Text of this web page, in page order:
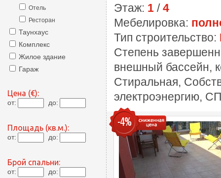
Отель
Ресторан
Таунхаус
Комплекс
Жилое здание
Гараж
Цена (€):
от: до:
Площадь (кв.м.):
от: до:
Брой спальни:
от: до:
Этаж: 1 /4
Мебелировка:
Тип строительство:
Степень
внешный бассейн,
Стиральная,
электроэнергию,
-4%